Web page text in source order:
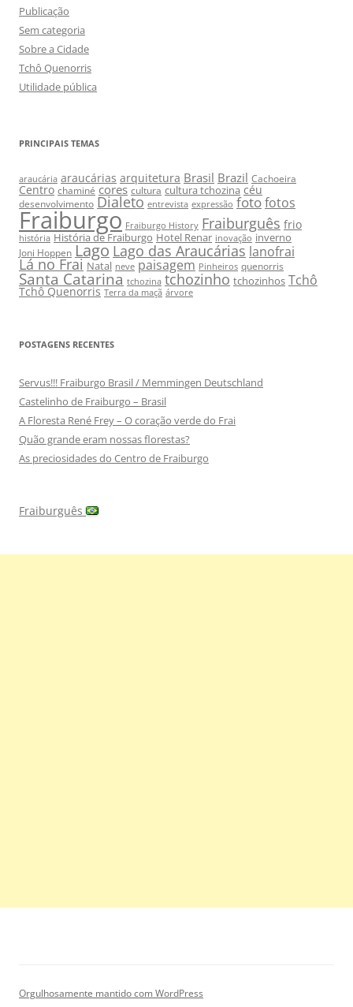
Publicação
Sem categoria
Sobre a Cidade
Tchô Quenorris
Utilidade pública
PRINCIPAIS TEMAS
araucária araucárias arquitetura Brasil Brazil Cachoeira
Centro chaminé cores cultura cultura tchozina céu
desenvolvimento Dialeto entrevista expressão fotofotos
Fraiburgo Fraiburgo History Fraiburguês frio
história História de Fraiburgo Hotel Renar inovação inverno
Joni Hoppen Lago Lago das Araucárias lanofrai
Lá no Frai Natal neve paisagem Pinheiros quenorris
Santa Catarina tchozina tchozinho tchozinhos Tchô
Tchô Quenorris Terra da maçã árvore
POSTAGENS RECENTES
Servus!!! Fraiburgo Brasil / Memmingen Deutschland
Castelinho de Fraiburgo – Brasil
A Floresta René Frey – O coração verde do Frai
Quão grande eram nossas florestas?
As preciosidades do Centro de Fraiburgo
Fraiburguês
Orgulhosamente mantido com WordPress